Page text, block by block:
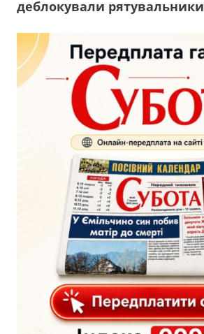
деблокували рятувальники